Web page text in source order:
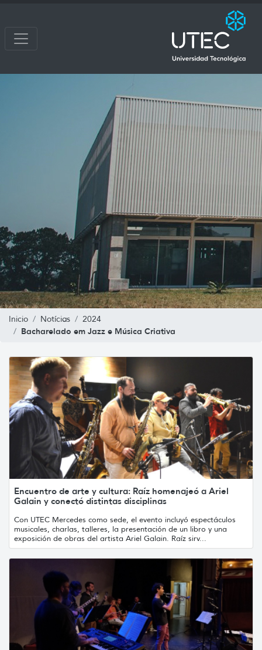
Inicio Notícias 2024
Bacharelado em Jazz e Música Criativa
Encuentro de arte y cultura: Raíz homenajeó a Ariel
Galain y conectó distintas disciplinas
Con UTEC Mercedes como sede, el evento incluyó espectáculos
musicales, charlas, talleres, la presentación de un libro y una
exposición de obras del artista Ariel Galain. Raíz sirv...